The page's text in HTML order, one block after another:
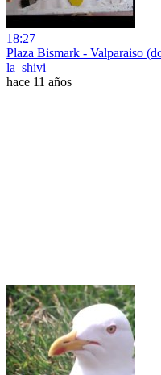
18:27
Plaza Bismark - Valparaiso
la_shivi
hace 11 años